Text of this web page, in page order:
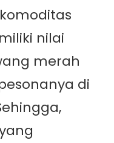
nilai
merah
di